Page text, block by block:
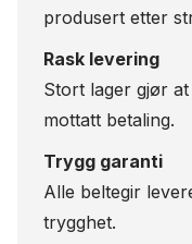
produsert etter
Rask levering
Stort lager gjør
mottatt betaling.
Trygg garanti
Alle beltegir
trygghet.